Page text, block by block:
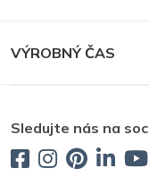
VÝROBNÝ ČAS
Sledujte nás na